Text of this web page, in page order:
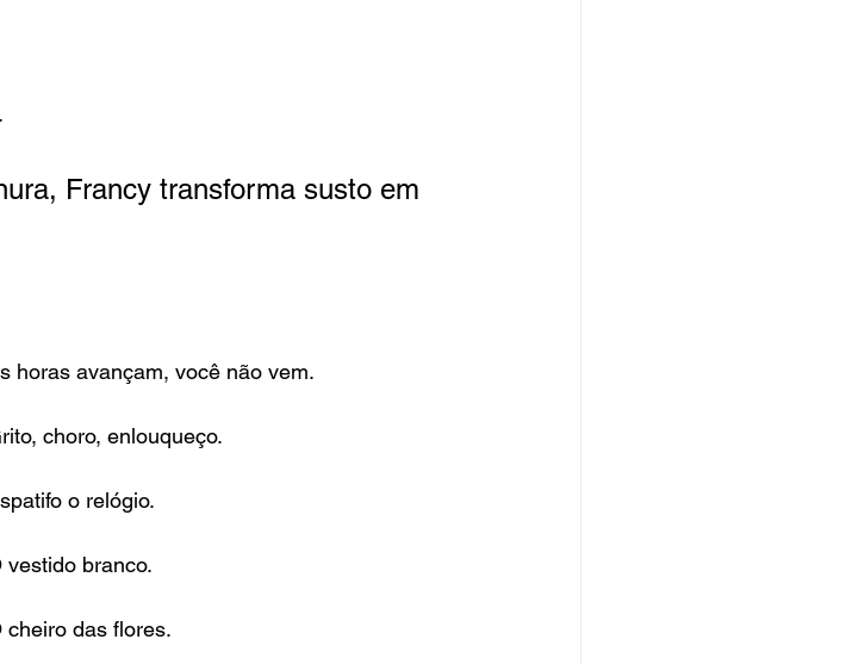
Francy transforma susto em
horas avançam, você não vem.
choro, enlouqueço.
o relógio.
vestido branco.
cheiro das flores.